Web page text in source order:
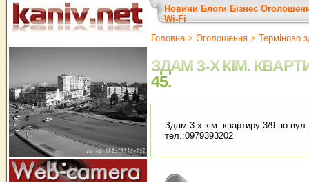
Новини Блоги Бізнес
Wi-Fi
Головна> Оголошення > Терміново
ЗДАМ 3-Х КІМ.
45.
Здам 3-х кім. квартиру 3/9 по
тел.:0979393202